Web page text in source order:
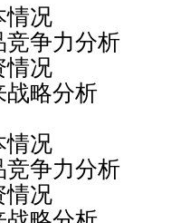
况
力分析
况
略分析
况
力分析
况